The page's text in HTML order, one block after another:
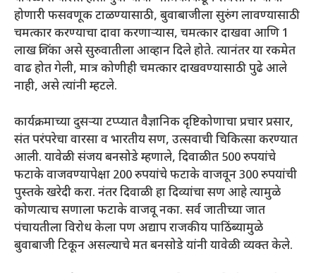
होणारी फसवणूक टाळण्यासाठी, बुवाबाजीला सुरुंग लावण्यासाठी
चमत्कार करण्याचा दावा करणाऱ्यास, चमत्कार दाखवा आणि 1
लाख जिंका असे सुरुवातीला आव्हान दिले होते. त्यानंतर या रकमेत
वाढ होत गेली, मात्र कोणीही चमत्कार दाखवण्यासाठी पुढे आले
नाही, असे त्यांनी म्हटले.
कार्यक्रमाच्या दुसऱ्या टप्प्यात वैज्ञानिक दृष्टिकोणाचा प्रचार प्रसार,
संत परंपरेचा वारसा व भारतीय सण, उत्सवाची चिकित्सा करण्यात
आली. यावेळी संजय बनसोडे म्हणाले, दिवाळीत 500 रुपयांचे
फटाके वाजवण्यापेक्षा 200 रुपयांचे फटाके वाजवून 300 रुपयांची
पुस्तके खरेदी करा. नंतर दिवाळी हा दिव्यांचा सण आहे त्यामुळे
कोणत्याच सणाला फटाके वाजवू नका. सर्व जातीच्या जात
पंचायतीला विरोध केला पण अद्याप राजकीय पाठिंब्यामुळे
बुवाबाजी टिकून असल्याचे मत बनसोडे यांनी यावेळी व्यक्त केले.